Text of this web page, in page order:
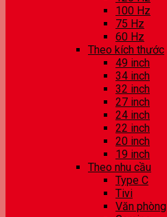
100 Hz
75 Hz
60 Hz
Theo kích thước
49 inch
34 inch
32 inch
27 inch
24 inch
22 inch
20 inch
19 inch
Theo nhu cầu
Type C
Tivi
Văn phòng